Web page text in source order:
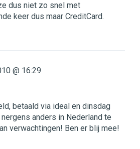
dus niet zo snel met
keer dus maar CreditCard.
@ 16:29
betaald via ideal en dinsdag
anders in Nederland te
verwachtingen! Ben er blij mee!